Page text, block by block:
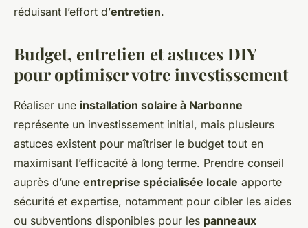
réduisant l’effort d’entretien.
Budget, entretien et astuces DIY
pour optimiser votre investissement
Réaliser une installation solaire à Narbonne
représente un investissement initial, mais plusieurs
astuces existent pour maîtriser le budget tout en
maximisant l’efficacité à long terme. Prendre conseil
auprès d’une entreprise spécialisée locale apporte
sécurité et expertise, notamment pour cibler les aides
ou subventions disponibles pour les panneaux